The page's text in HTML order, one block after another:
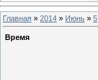
Главная » 2014 » Июнь » 5
Время